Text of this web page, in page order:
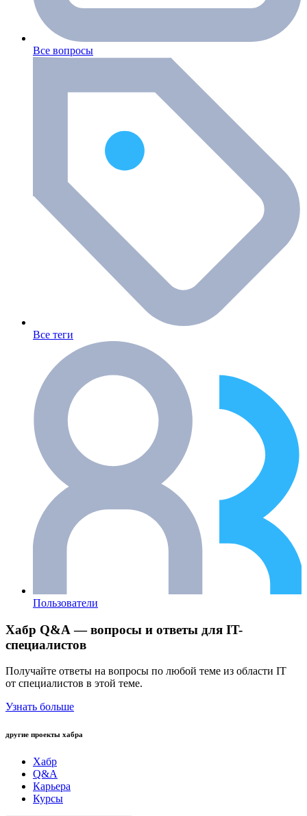
Все вопросы
Все теги
Пользователи
Хабр Q&A — вопросы и ответы для IT-
специалистов
Получайте ответы на вопросы по любой теме из области IT
от специалистов в этой теме.
Узнать больше
другие проекты хабра
Хабр
Q&A
Карьера
Курсы